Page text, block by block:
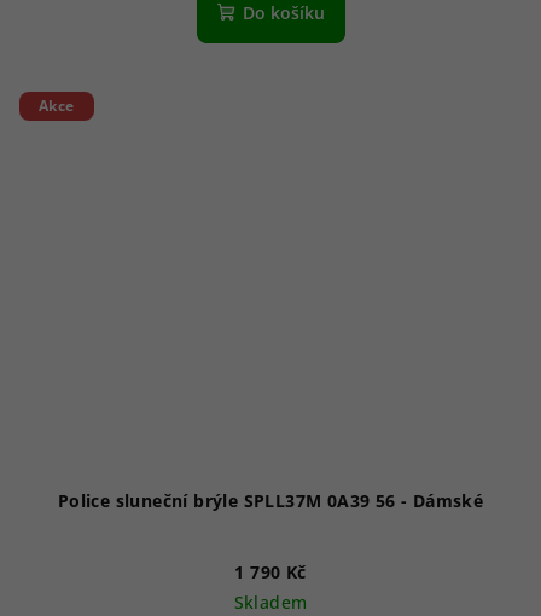
Do košíku
Akce
Police sluneční brýle SPLL37M 0A39 56 - Dámské
1 790 Kč
Skladem